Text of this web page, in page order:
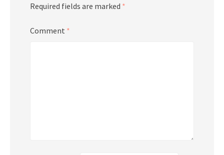
Required fields are marked *
Comment *